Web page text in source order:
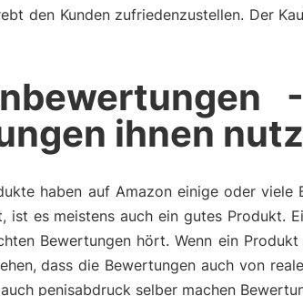
den Kunden zufriedenzustellen. Der
ihnen
haben auf Amazon einige oder
ist es meistens auch ein gutes Produkt.
Bewertungen hört. Wenn ein
dass die Bewertungen auch von
penisabdruck selber machen